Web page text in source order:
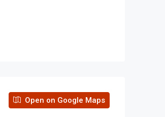
Open on Google Maps